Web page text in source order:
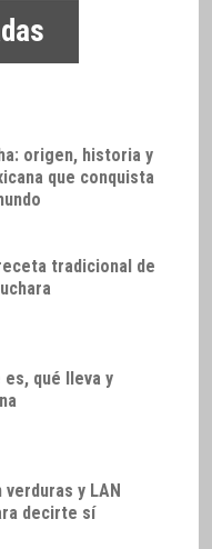
origen, historia y
que conquista
tradicional de
qué lleva y
y LAN
decirte sí